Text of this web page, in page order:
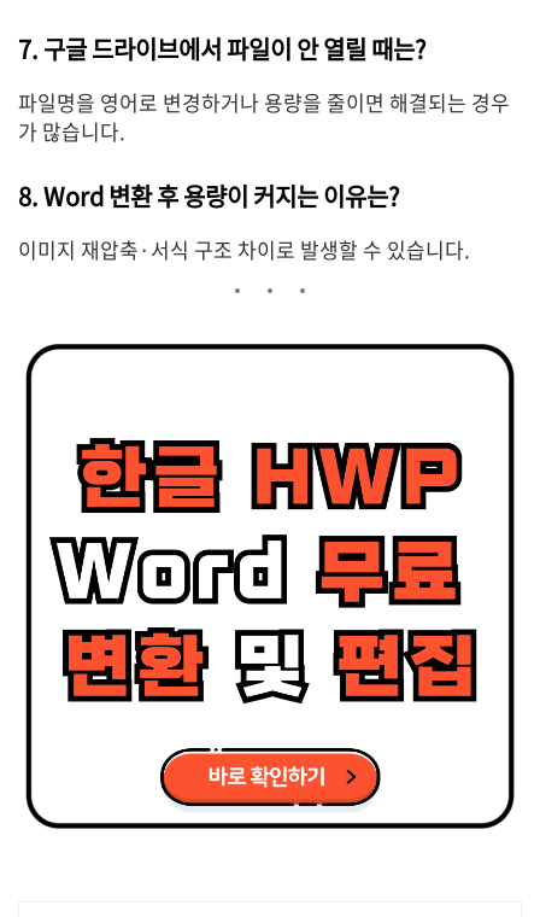
7. 구글 드라이브에서 파일이 안 열릴 때는?
파일명을 영어로 변경하거나 용량을 줄이면 해결되는 경우
가 많습니다.
8. Word 변환 후 용량이 커지는 이유는?
이미지 재압축·서식 구조 차이로 발생할 수 있습니다.